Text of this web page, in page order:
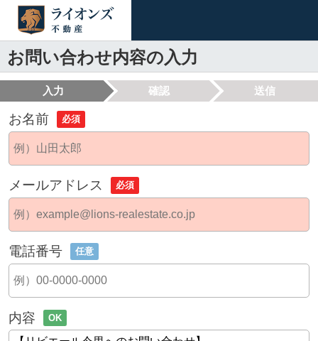
お問い合わせ内容の入力
入力 確認 送信
お名前 必須
メールアドレス 必須
電話番号 任意
内容 OK